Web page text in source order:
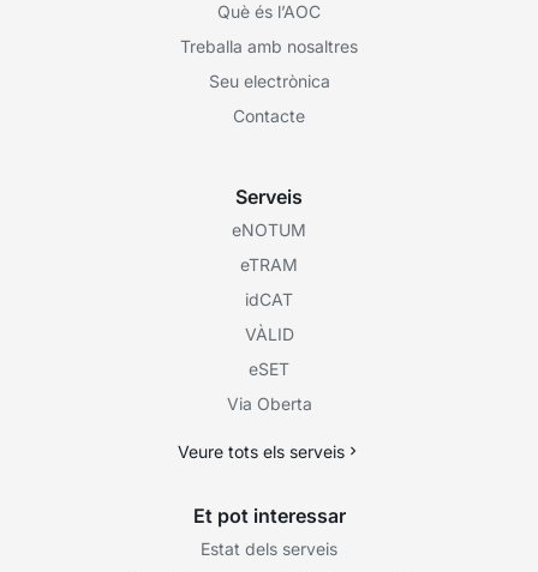
Què és l’AOC
Treballa amb nosaltres
Seu electrònica
Contacte
Serveis
eNOTUM
eTRAM
idCAT
VÀLID
eSET
Via Oberta
Veure tots els serveis
Et pot interessar
Estat dels serveis